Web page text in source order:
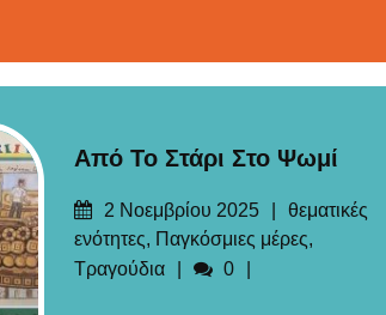
Από Το Στάρι Στο Ψωμί
Δημοσιεύτηκε
στις
2 Νοεμβρίου 2025 Categories
θεματικές
ενότητες, Παγκόσμιες μέρες,
Τραγούδια
Σχόλια
0